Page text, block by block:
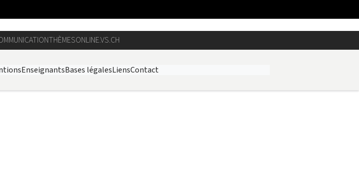
THÈMESONLINE.VS.CH
EnseignantsBases légalesLiensContact